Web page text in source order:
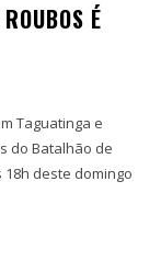
É
Taguatinga e
do Batalhão de
deste domingo